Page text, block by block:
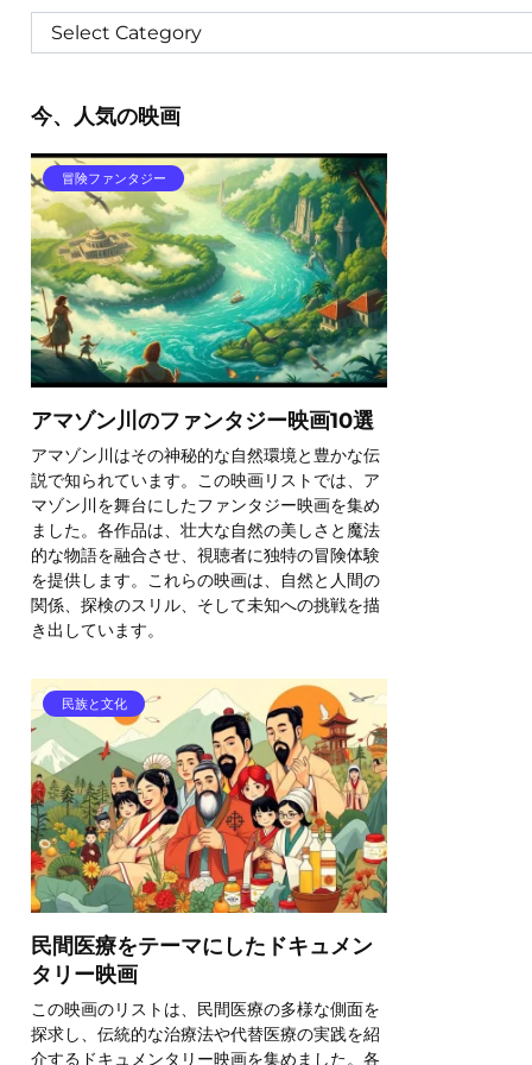
今、人気の映画
冒険ファンタジー
アマゾン川のファンタジー映画10選
アマゾン川はその神秘的な自然環境と豊かな伝
説で知られています。この映画リストでは、ア
マゾン川を舞台にしたファンタジー映画を集め
ました。各作品は、壮大な自然の美しさと魔法
的な物語を融合させ、視聴者に独特の冒険体験
を提供します。これらの映画は、自然と人間の
関係、探検のスリル、そして未知への挑戦を描
き出しています。
民族と文化
民間医療をテーマにしたドキュメン
タリー映画
この映画のリストは、民間医療の多様な側面を
探求し、伝統的な治療法や代替医療の実践を紹
介するドキュメンタリー映画を集めました。各